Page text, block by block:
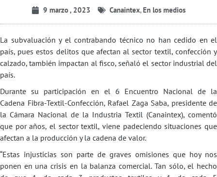
9 marzo , 2023 Canaintex, En los medios
La subvaluación y el contrabando técnico no han cedido en el
país, pues estos delitos que afectan al sector textil, confección y
calzado, también impactan al fisco, señaló el sector industrial del
país.
Durante su participación en el 6 Encuentro Nacional de la
Cadena Fibra-Textil-Confección, Rafael Zaga Saba, presidente de
la Cámara Nacional de la Industria Textil (Canaintex), comentó
que por años, el sector textil, viene padeciendo situaciones que
afectan a la producción y la cadena de valor.
“Estas injusticias son parte de graves omisiones que hoy nos
ponen en una crisis en la balanza comercial. Tan sólo, el hecho